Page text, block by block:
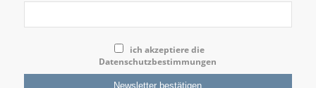
ich akzeptiere die
Datenschutzbestimmungen